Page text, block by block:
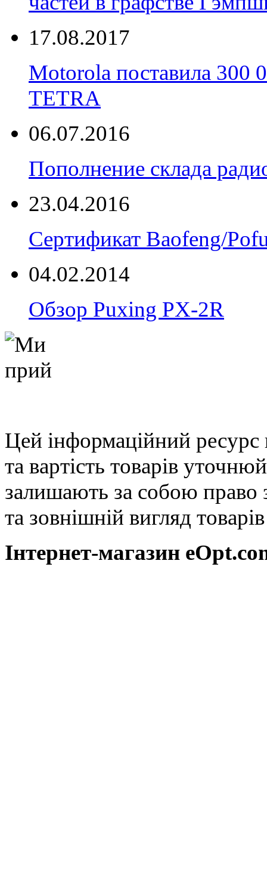
17.08.2017
Motorola поставила
TETRA
06.07.2016
Пополнение склада
23.04.2016
Сертификат Baofeng/
04.02.2014
Обзор Puxing PX-2R
Цей інформаційний
та вартість товарів
залишають за собою право
та зовнішній вигляд
Інтернет-магазин